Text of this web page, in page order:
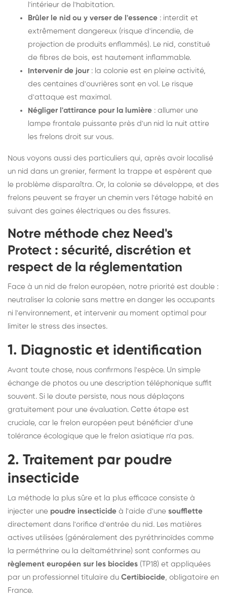
l'intérieur de l'habitation.
Brûler le nid ou y verser de l'essence : interdit et
extrêmement dangereux (risque d'incendie, de
projection de produits enflammés). Le nid, constitué
de fibres de bois, est hautement inflammable.
Intervenir de jour : la colonie est en pleine activité,
des centaines d'ouvrières sont en vol. Le risque
d'attaque est maximal.
Négliger l'attirance pour la lumière : allumer une
lampe frontale puissante près d'un nid la nuit attire
les frelons droit sur vous.
Nous voyons aussi des particuliers qui, après avoir localisé
un nid dans un grenier, ferment la trappe et espèrent que
le problème disparaîtra. Or, la colonie se développe, et des
frelons peuvent se frayer un chemin vers l'étage habité en
suivant des gaines électriques ou des fissures.
Notre méthode chez Need's
Protect : sécurité, discrétion et
respect de la réglementation
Face à un nid de frelon européen, notre priorité est double :
neutraliser la colonie sans mettre en danger les occupants
ni l'environnement, et intervenir au moment optimal pour
limiter le stress des insectes.
1. Diagnostic et identification
Avant toute chose, nous confirmons l'espèce. Un simple
échange de photos ou une description téléphonique suffit
souvent. Si le doute persiste, nous nous déplaçons
gratuitement pour une évaluation. Cette étape est
cruciale, car le frelon européen peut bénéficier d'une
tolérance écologique que le frelon asiatique n'a pas.
2. Traitement par poudre
insecticide
La méthode la plus sûre et la plus efficace consiste à
injecter une poudre insecticide à l'aide d'une soufflette
directement dans l'orifice d'entrée du nid. Les matières
actives utilisées (généralement des pyréthrinoïdes comme
la perméthrine ou la deltaméthrine) sont conformes au
règlement européen sur les biocides (TP18) et appliquées
par un professionnel titulaire du Certibiocide, obligatoire en
France.